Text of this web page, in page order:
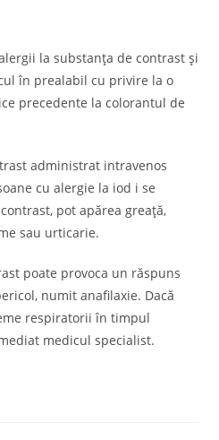
la substanța de contrast și
în prealabil cu privire la o
precedente la colorantul de
administrat intravenos
cu alergie la iod i se
pot apărea greață,
sau urticarie.
poate provoca un răspuns
numit anafilaxie. Dacă
respiratorii în timpul
medicul specialist.